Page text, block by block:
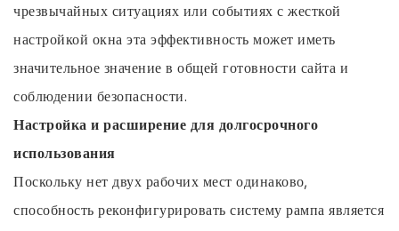
чрезвычайных ситуациях или событиях с жесткой
настройкой окна эта эффективность может иметь
значительное значение в общей готовности сайта и
соблюдении безопасности.
Настройка и расширение для долгосрочного
использования
Поскольку нет двух рабочих мест одинаково,
способность реконфигурировать систему рампа является